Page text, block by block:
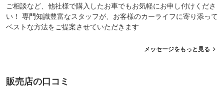
ご相談など、他社様で購入したお車でもお気軽にお申し付けくださ
い！ 専門知識豊富なスタッフが、お客様のカーライフに寄り添って
ベストな方法をご提案させていただきます
メッセージをもっと見る
販売店の口コミ